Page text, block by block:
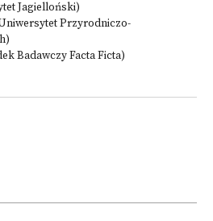
Jagielloński)
Przyrodniczo-
Badawczy Facta Ficta)